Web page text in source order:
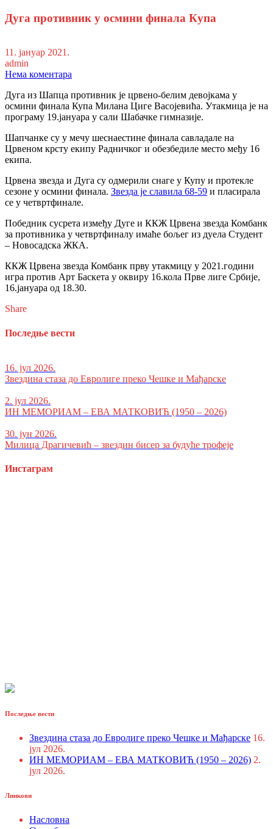
Дуга противник у осмини финала Купа
11. јануар 2021.
admin
Нема коментара
Дуга из Шапца противник је црвено-белим девојкама у
осмини финала Купа Милана Циге Васојевића. Утакмица је на
програму 19.јануара у сали Шабачке гимназије.
Шапчанке су у мечу шеснаестине финала савладале на
Црвеном крсту екипу Радничког и обезбедиле место међу 16
екипа.
Црвена звезда и Дуга су одмерили снаге у Купу и протекле
сезоне у осмини финала. Звезда је славила 68-59 и пласирала
се у четвртфинале.
Победник сусрета између Дуге и ККЖ Црвена звезда Комбанк
за противника у четвртфиналу имаће бољег из дуела Студент
– Новосадска ЖКА.
ККЖ Црвена звезда Комбанк прву утакмицу у 2021.години
игра против Арт Баскета у оквиру 16.кола Прве лиге Србије,
16.јануара од 18.30.
Share
Последње вести
16. јул 2026.
Звездина стаза до Евролиге преко Чешке и Мађарске
2. јул 2026.
ИН МЕМОРИАМ – ЕВА МАТКОВИЋ (1950 – 2026)
30. јун 2026.
Милица Драгичевић – звездин бисер за будуће трофеје
Инстаграм
Последње вести
Звездина стаза до Евролиге преко Чешке и Мађарске 16.
јул 2026.
ИН МЕМОРИАМ – ЕВА МАТКОВИЋ (1950 – 2026) 2.
јул 2026.
Линкови
Насловна